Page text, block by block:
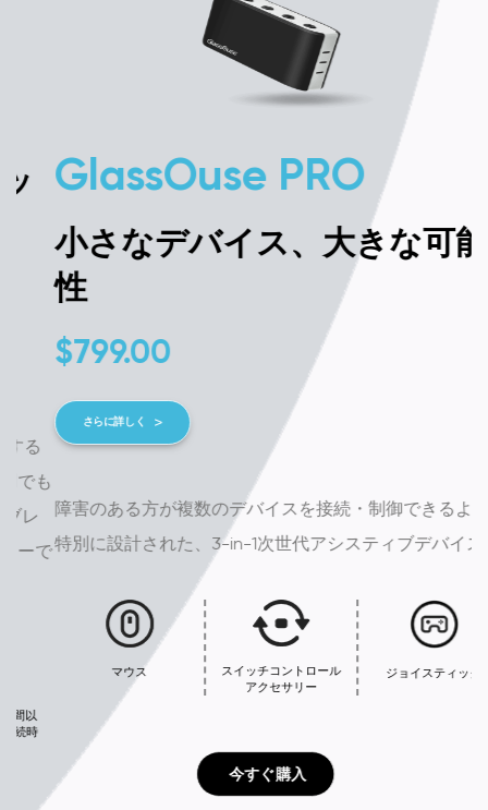
GlassOuse PRO
小さなデバイス、大きな可能
799.00
さらに詳しく
障害のある方が複数のデバイスを接続・制御できるように
特別に設計された、3-in-1次世代アシスティブデバイス.
スイッチコントロール
アクセサリー
ジョイスティック
今すぐ購入